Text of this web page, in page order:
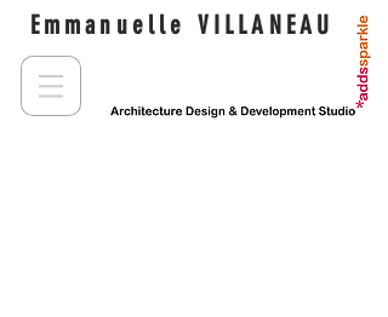
Emmanuelle VILLANEAU